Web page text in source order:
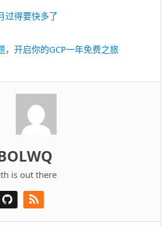
过得要快多了
，开启你的GCP一年免费之旅
is out there